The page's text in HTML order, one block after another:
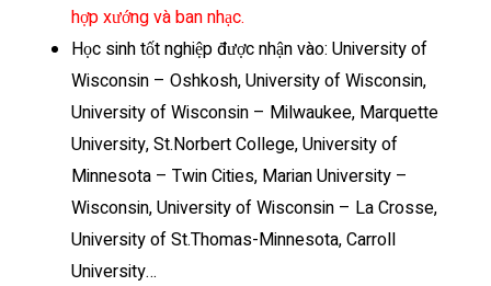
hợp xướng và ban nhạc.
Học sinh tốt nghiệp được nhận vào: University of
Wisconsin – Oshkosh, University of Wisconsin,
University of Wisconsin – Milwaukee, Marquette
University, St.Norbert College, University of
Minnesota – Twin Cities, Marian University –
Wisconsin, University of Wisconsin – La Crosse,
University of St.Thomas-Minnesota, Carroll
University…